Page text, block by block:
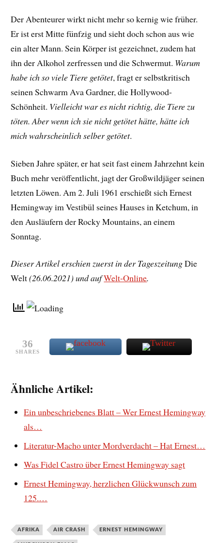
Der Abenteurer wirkt nicht mehr so kernig wie früher.
Er ist erst Mitte fünfzig und sieht doch schon aus wie
ein alter Mann. Sein Körper ist gezeichnet, zudem hat
ihn der Alkohol zerfressen und die Schwermut. Warum
habe ich so viele Tiere getötet, fragt er selbstkritisch
seinen Schwarm Ava Gardner, die Hollywood-
Schönheit. Vielleicht war es nicht richtig, die Tiere zu
töten. Aber wenn ich sie nicht getötet hätte, hätte ich
mich wahrscheinlich selber getötet.
Sieben Jahre später, er hat seit fast einem Jahrzehnt kein
Buch mehr veröffentlicht, jagt der Großwildjäger seinen
letzten Löwen. Am 2. Juli 1961 erschießt sich Ernest
Hemingway im Vestibül seines Hauses in Ketchum, in
den Ausläufern der Rocky Mountains, an einem
Sonntag.
Dieser Artikel erschien zuerst in der TageszeitungDie
Welt(26.06.2021) und aufWelt-Online.
36
SHARES
Ähnliche Artikel:
Ein unbeschriebenes Blatt – Wer Ernest Hemingway
als…
Literatur-Macho unter Mordverdacht – Hat Ernest…
Was Fidel Castro über Ernest Hemingway sagt
Ernest Hemingway, herzlichen Glückwunsch zum
125.…
AFRIKA AIR CRASH ERNEST HEMINGWAY